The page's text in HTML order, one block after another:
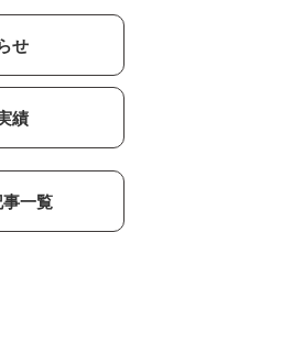
せ
績
一覧